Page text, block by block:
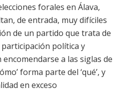
forales en Álava,
de entrada, muy difíciles
de un partido que trata de
política y
a las siglas de
forma parte del ‘qué’, y
en exceso